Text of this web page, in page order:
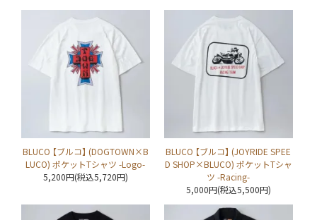
BLUCO 【ブルコ】 (DOGTOWN×B
LUCO) ポケットTシャツ -Logo-
5,200円(税込5,720円)
BLUCO 【ブルコ】 (JOYRIDE SPEE
D SHOP×BLUCO) ポケットTシャ
ツ -Racing-
5,000円(税込5,500円)